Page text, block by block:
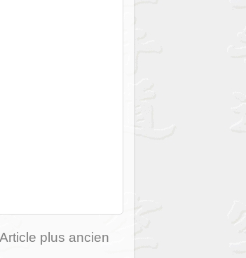
Article plus ancien